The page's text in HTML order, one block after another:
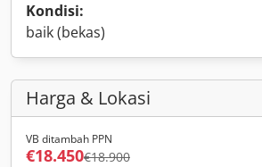
Kondisi:
baik (bekas)
Harga & Lokasi
VB ditambah PPN
€18.450€18.900